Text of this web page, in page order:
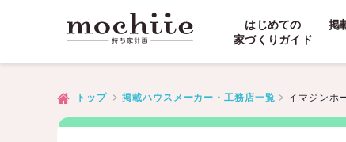
はじめての
家づくりガイド
掲
トップ 掲載ハウスメーカー・工務店一覧 イマジンホ